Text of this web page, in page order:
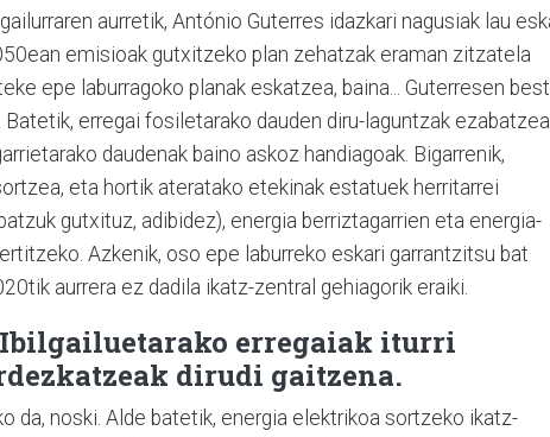
aurretik, António Guterres idazkari nagusiak lau
emisioak gutxitzeko plan zehatzak eraman zitzatela
epe laburragoko planak eskatzea, baina... Guterresen
erregai fosiletarako dauden diru-laguntzak
daudenak baino askoz handiagoak. Bigarrenik,
eta hortik ateratako etekinak estatuek herritarrei
gutxituz, adibidez), energia berriztagarrien eta energia-
Azkenik, oso epe laburreko eskari garrantzitsu bat
aurrera ez dadila ikatz-zentral gehiagorik eraiki.
Ibilgailuetarako erregaiak iturri
dirudi gaitzena.
da, noski. Alde batetik, energia elektrikoa sortzeko ikatz-